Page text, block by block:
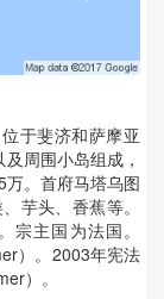
于斐济和萨摩亚
周围小岛组成，
。首府马塔乌图
芋头、香蕉等。
主国为法国。
）。2003年宪法
）。